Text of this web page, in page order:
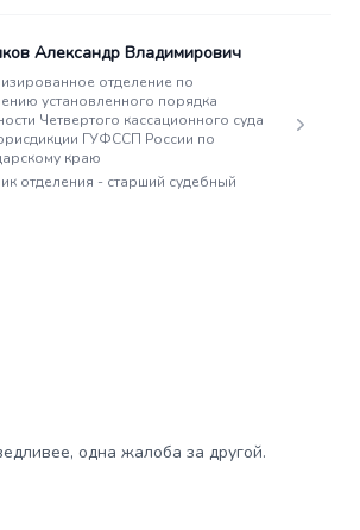
Александр Владимирович
отделение по
установленного порядка
Четвертого кассационного суда
ГУФССП России по
краю
отделения - старший судебный
одна жалоба за другой.